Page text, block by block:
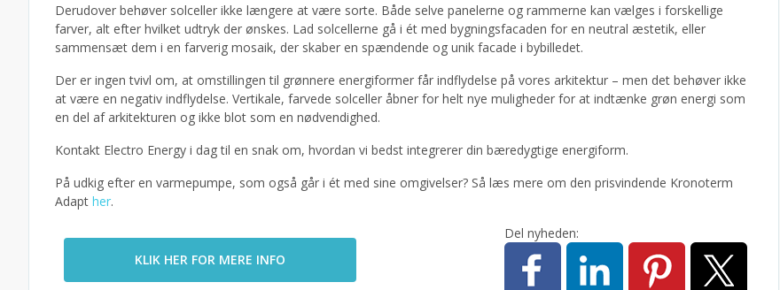
Derudover behøver solceller ikke længere at være sorte. Både selve panelerne og rammerne kan vælges i forskellige
farver, alt efter hvilket udtryk der ønskes. Lad solcellerne gå i ét med bygningsfacaden for en neutral æstetik, eller
sammensæt dem i en farverig mosaik, der skaber en spændende og unik facade i bybilledet.
Der er ingen tvivl om, at omstillingen til grønnere energiformer får indflydelse på vores arkitektur – men det behøver ikke
at være en negativ indflydelse. Vertikale, farvede solceller åbner for helt nye muligheder for at indtænke grøn energi som
en del af arkitekturen og ikke blot som en nødvendighed.
Kontakt Electro Energy i dag til en snak om, hvordan vi bedst integrerer din bæredygtige energiform.
På udkig efter en varmepumpe, som også går i ét med sine omgivelser? Så læs mere om den prisvindende Kronoterm
Adapt her.
KLIK HER FOR MERE INFO
Del nyheden: